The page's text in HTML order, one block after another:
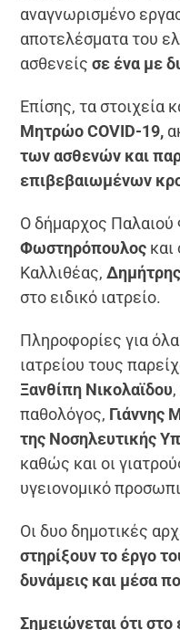
αναγνωρισμένο
αποτελέσματα του
ασθενείςσε ένα με
Επίσης, τα στοιχεία
Μητρώο COVID-19,
των ασθενών και
επιβεβαιωμένων
Ο δήμαρχος Παλαιού
Φωστηρόπουλος
Καλλιθέας,
στο ειδικό ιατρείο.
Πληροφορίες για
ιατρείου τους
Ξανθίπη Νικολαϊδου
παθολόγος, Γιάννης
της Νοσηλευτικής
καθώς και οι
υγειονομικό
Οι δυο δημοτικές
στηρίξουν το έργο
δυνάμεις και μέσα
Σημειώνεται ότι